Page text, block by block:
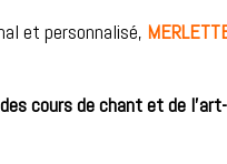
et personnalisé,
des cours de chant et de